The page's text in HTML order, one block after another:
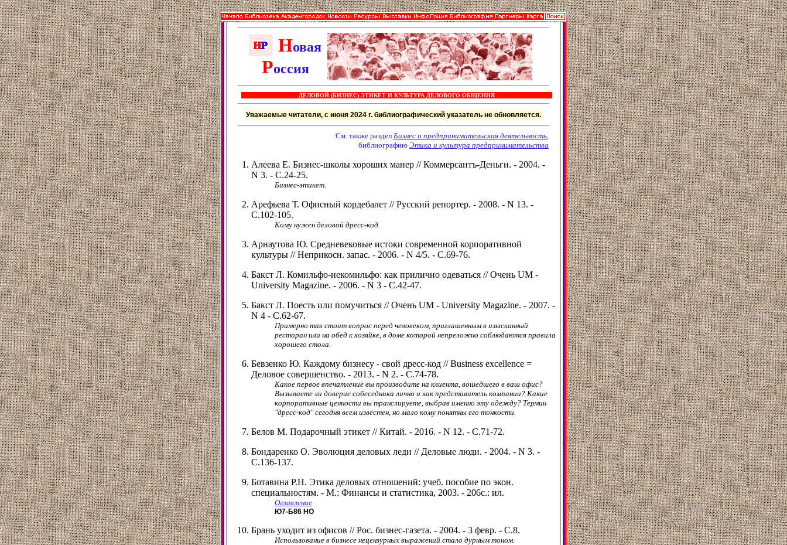
Новая
Россия
ДЕЛОВОЙ (БИЗНЕС) ЭТИКЕТ И КУЛЬТУРА ДЕЛОВОГО ОБЩЕНИЯ
Уважаемые читатели, с июня 2024 г. библиографический указатель не обновляется.
См. также раздел Бизнес и предпринимательская деятельность,
библиографию Этика и культура предпринимательства
Алеева Е. Бизнес-школы хороших манер // Коммерсантъ-Деньги. - 2004. -
N 3. - С.24-25.
Бизнес-этикет.
Арефьева Т. Офисный кордебалет // Русский репортер. - 2008. - N 13. -
С.102-105.
Кому нужен деловой дресс-код.
Арнаутова Ю. Средневековые истоки современной корпоративной
культуры // Неприкосн. запас. - 2006. - N 4/5. - С.69-76.
Бакст Л. Комильфо-некомильфо: как прилично одеваться // Очень UM -
University Magazine. - 2006. - N 3 - С.42-47.
Бакст Л. Поесть или помучиться // Очень UM - University Magazine. - 2007. -
N 4 - С.62-67.
Примерно так стоит вопрос перед человеком, приглашенным в изысканный
ресторан или на обед к хозяйке, в доме которой непреложно соблюдаются правила
хорошего стола.
Бевзенко Ю. Каждому бизнесу - свой дресс-код // Business excellence =
Деловое совершенство. - 2013. - N 2. - С.74-78.
Какое первое впечатление вы производите на клиента, вошедшего в ваш офис?
Вызываете ли доверие собеседника лично и как представитель компании? Какие
корпоративные ценности вы транслируете, выбрав именно эту одежду? Термин
"дресс-код" сегодня всем известен, но мало кому понятны его тонкости.
Белов М. Подарочный этикет // Китай. - 2016. - N 12. - С.71-72.
Бондаренко О. Эволюция деловых леди // Деловые люди. - 2004. - N 3. -
С.136-137.
Ботавина Р.Н. Этика деловых отношений: учеб. пособие по экон.
специальностям. - М.: Финансы и статистика, 2003. - 206с.: ил.
Оглавление
Ю7-Б86 НО
Брань уходит из офисов // Рос. бизнес-газета. - 2004. - 3 февр. - С.8.
Использование в бизнесе нецензурных выражений стало дурным тоном.